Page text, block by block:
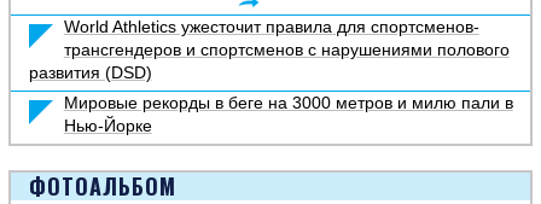
World Athletics ужесточит правила для спортсменов-
трансгендеров и спортсменов с нарушениями полового
развития (DSD)
Мировые рекорды в беге на 3000 метров и милю пали в
Нью-Йорке
ФОТОАЛЬБОМ